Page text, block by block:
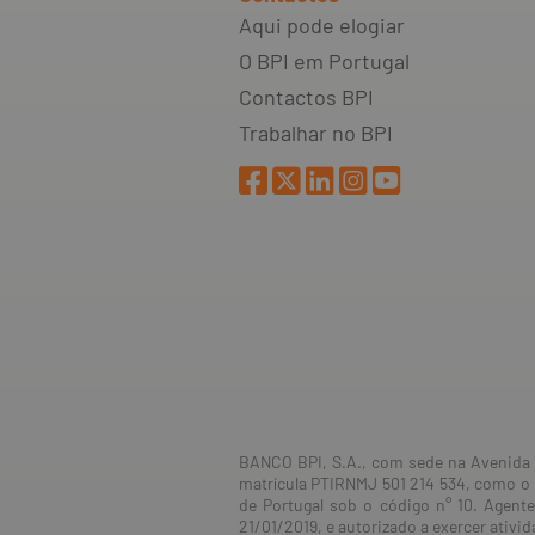
Aqui pode elogiar
O BPI em Portugal
Contactos BPI
Trabalhar no BPI
BANCO BPI, S.A., com sede na
matrícula PTIRNMJ 501 214 534, como
de Portugal sob o código n° 10.
21/01/2019, e autorizado a exercer